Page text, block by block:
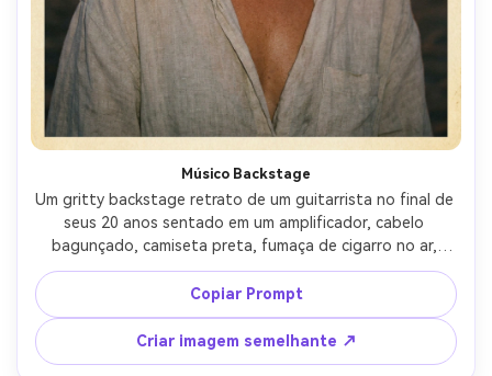
Músico Backstage
Um gritty backstage retrato de um guitarrista no final de
seus 20 anos sentado em um amplificador, cabelo
bagunçado, camiseta preta, fumaça de cigarro no ar,
lâmpadas de tungstênio do vestiário, sombras fortes,
grão perceptível de 35 mm, ligeiros arranhões, contraste
humorístico, tirado em Nikon F3, lente de 35 mm, molduras
documentárias, vibração autêntica de turnê de rock,
textura ultra-realista-AR 4:5
Copiar Prompt
Criar imagem semelhante ↗